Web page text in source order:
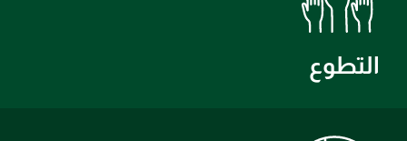
التطوع